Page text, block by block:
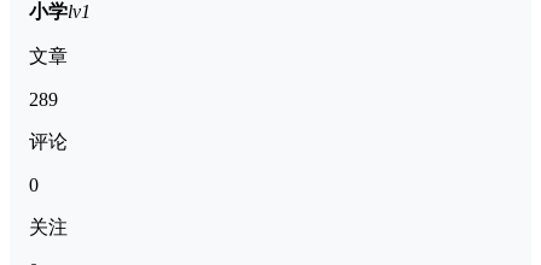
小学lv1
文章
289
评论
0
关注